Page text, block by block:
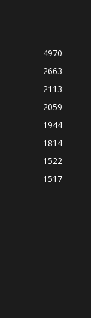
4970
2663
2113
2059
1944
1814
1522
1517